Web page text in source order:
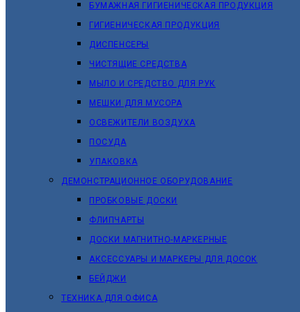
БУМАЖНАЯ ГИГИЕНИЧЕСКАЯ ПРОДУКЦИЯ
ГИГИЕНИЧЕСКАЯ ПРОДУКЦИЯ
ДИСПЕНСЕРЫ
ЧИСТЯЩИЕ СРЕДСТВА
МЫЛО И СРЕДСТВО ДЛЯ РУК
МЕШКИ ДЛЯ МУСОРА
ОСВЕЖИТЕЛИ ВОЗДУХА
ПОСУДА
УПАКОВКА
ДЕМОНСТРАЦИОННОЕ ОБОРУДОВАНИЕ
ПРОБКОВЫЕ ДОСКИ
ФЛИПЧАРТЫ
ДОСКИ МАГНИТНО-МАРКЕРНЫЕ
АКСЕССУАРЫ И МАРКЕРЫ ДЛЯ ДОСОК
БЕЙДЖИ
ТЕХНИКА ДЛЯ ОФИСА